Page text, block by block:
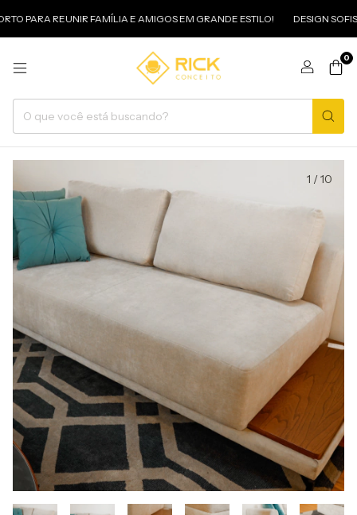
PARA REUNIR FAMÍLIA E AMIGOS EM GRANDE ESTILO! DESIGN
0
1 /10